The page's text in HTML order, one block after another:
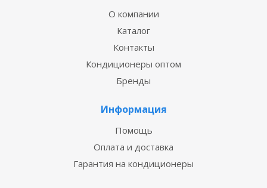
О компании
Каталог
Контакты
Кондиционеры оптом
Бренды
Информация
Помощь
Оплата и доставка
Гарантия на кондиционеры